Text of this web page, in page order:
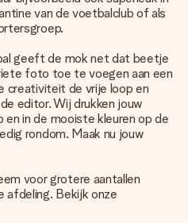
van de voetbalclub of als
geeft de mok net dat beetje
foto toe te voegen aan een
creativiteit de vrije loop en
editor. Wij drukken jouw
en in de mooiste kleuren op de
rondom. Maak nu jouw
voor grotere aantallen
afdeling. Bekijk onze